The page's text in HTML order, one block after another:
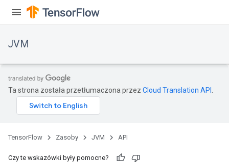
JVM
Ta strona została przetłumaczona przez Cloud Translation API
TensorFlow Zasoby JVM API
Czy te wskazówki były pomocne?